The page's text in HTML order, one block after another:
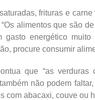
frituras e
alimentos que são
gasto energético
procure consumir
que “as
não podem
com abacaxi, couve ou